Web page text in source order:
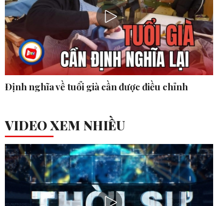
Định nghĩa về tuổi già cần được điều chỉnh
VIDEO XEM NHIỀU